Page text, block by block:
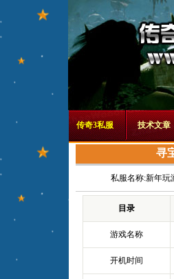
传奇3私服 技术文章
寻
私服名称:新年玩
目录
游戏名称
开机时间